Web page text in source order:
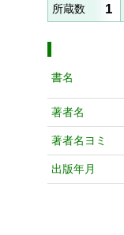
所蔵数 1
書名
著者名
著者名ヨミ
出版年月